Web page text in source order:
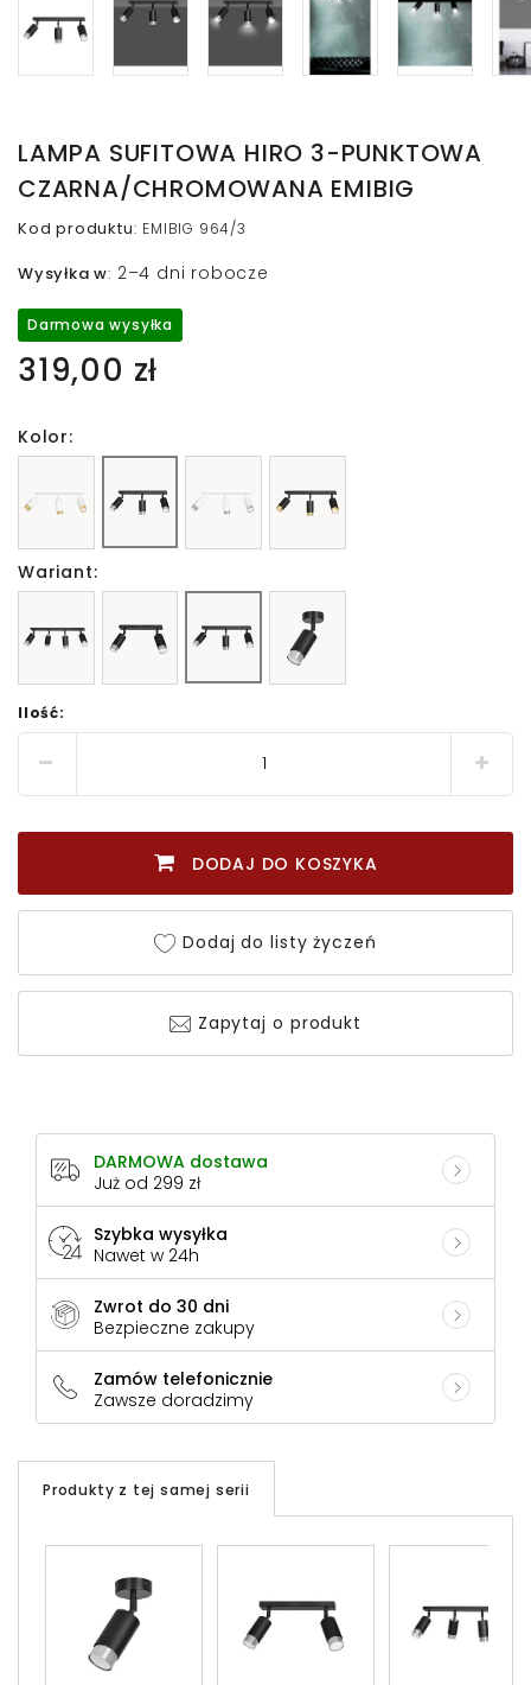
LAMPA SUFITOWA HIRO 3-PUNKTOWA
CZARNA/CHROMOWANA EMIBIG
Kod produktu: EMIBIG 964/3
Wysyłka w: 2–4 dni robocze
Darmowa wysyłka
319,00 zł
Kolor:
Wariant:
Ilość:
DODAJ DO KOSZYKA
Dodaj do listy życzeń
Zapytaj o produkt
DARMOWA dostawa
Już od 299 zł
Szybka wysyłka
Nawet w 24h
Zwrot do 30 dni
Bezpieczne zakupy
Zamów telefonicznie
Zawsze doradzimy
Produkty z tej samej serii